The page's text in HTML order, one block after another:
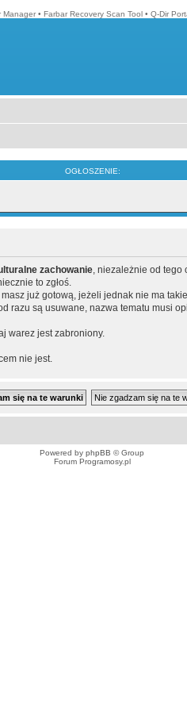
Manager • Farbar Recovery Scan Tool • Q-Dir
OGŁOSZENIE:
zachowanie, niezależnie od tego
to zgłoś.
już gotową, jeżeli jednak nie ma
są usuwane, nazwa tematu musi
warez jest zabroniony.
nie jest.
Powered by phpBB © Group
Forum Programosy.pl